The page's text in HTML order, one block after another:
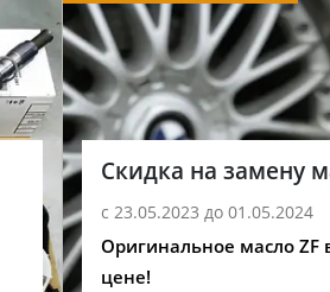
Скидка на замену
с 23.05.2023 до 01.05.2024
Оригинальное масло ZF
цене!